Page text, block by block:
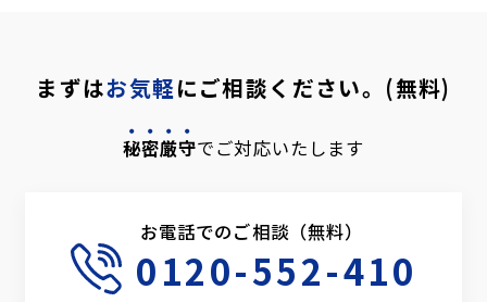
まずはお気軽にご相談ください。(無料)
秘密厳守でご対応いたします
お電話でのご相談（無料）
0120-552-410